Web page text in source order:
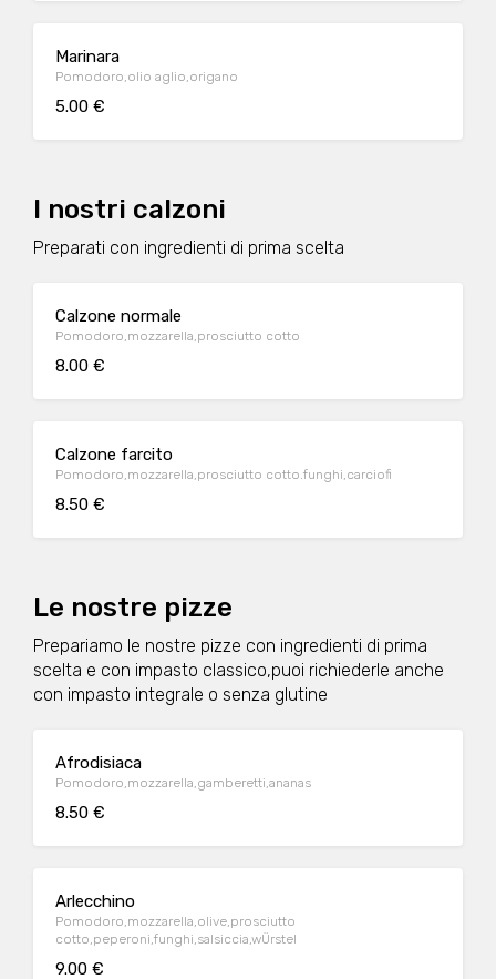
Marinara
Pomodoro,olio aglio,origano
5.00 €
I nostri calzoni
Preparati con ingredienti di prima scelta
Calzone normale
Pomodoro,mozzarella,prosciutto cotto
8.00 €
Calzone farcito
Pomodoro,mozzarella,prosciutto cotto.funghi,carciofi
8.50 €
Le nostre pizze
Prepariamo le nostre pizze con ingredienti di prima
scelta e con impasto classico,puoi richiederle anche
con impasto integrale o senza glutine
Afrodisiaca
Pomodoro,mozzarella,gamberetti,ananas
8.50 €
Arlecchino
Pomodoro,mozzarella,olive,prosciutto
cotto,peperoni,funghi,salsiccia,wÜrstel
9.00 €